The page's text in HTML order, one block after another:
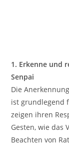
1. Erkenne und
Senpai
Die
ist grundlegend
zeigen ihren
Gesten, wie das
Beachten von